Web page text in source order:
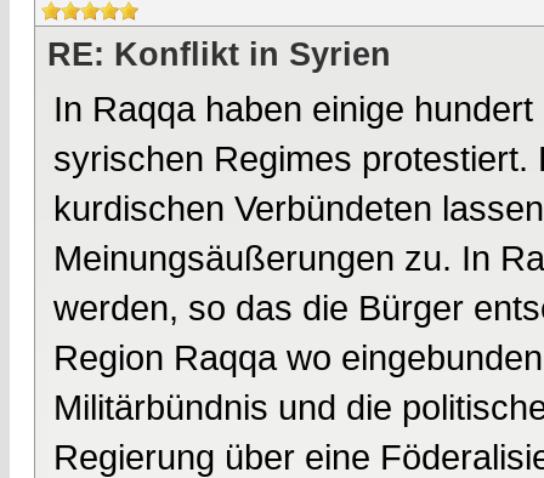
RE: Konflikt in Syrien
In Raqqa haben einige
syrischen Regimes
kurdischen Verbündeten
Meinungsäußerungen zu. In
werden, so das die Bürger
Region Raqqa wo
Militärbündnis und die
Regierung über eine